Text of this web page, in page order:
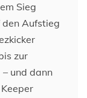
Sieg
Aufstieg
zur
und dann